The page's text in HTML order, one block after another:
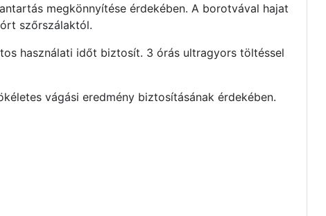
megkönnyítése érdekében. A borotvával hajat
szőrszálaktól.
használati időt biztosít. 3 órás ultragyors töltéssel
vágási eredmény biztosításának érdekében.